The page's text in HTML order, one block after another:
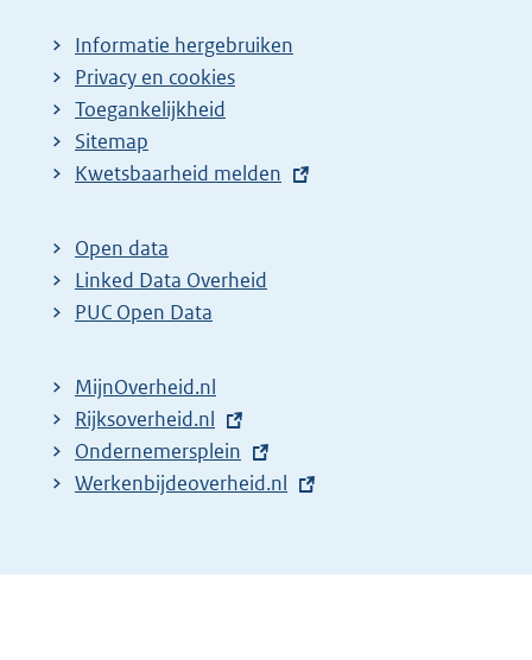
Informatie hergebruiken
Privacy en cookies
Toegankelijkheid
Sitemap
E
t
e
r
l
i
n
k
Kwetsbaarheid melden
Open data
Linked Data Overheid
PUC Open Data
MijnOverheid.nl
E
x
t
n
Rijksoverheid.nl
E
x
r
Ondernemersplein
E
e
Werkenbijdeoverheid.nl